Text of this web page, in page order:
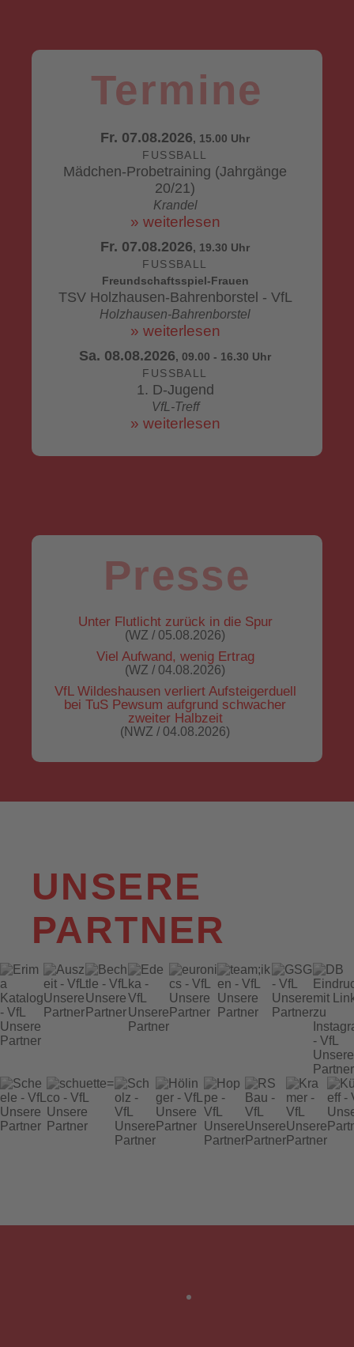
Termine
Fr. 07.08.2026, 15.00 Uhr
FUSSBALL
Mädchen-Probetraining (Jahrgänge
20/21)
Krandel
» weiterlesen
Fr. 07.08.2026, 19.30 Uhr
FUSSBALL
Freundschaftsspiel-Frauen
TSV Holzhausen-Bahrenborstel - VfL
Holzhausen-Bahrenborstel
» weiterlesen
Sa. 08.08.2026, 09.00 - 16.30 Uhr
FUSSBALL
1. D-Jugend
VfL-Treff
» weiterlesen
Presse
Unter Flutlicht zurück in die Spur
(WZ / 05.08.2026)
Viel Aufwand, wenig Ertrag
(WZ / 04.08.2026)
VfL Wildeshausen verliert Aufsteigerduell
bei TuS Pewsum aufgrund schwacher
zweiter Halbzeit
(NWZ / 04.08.2026)
UNSERE
PARTNER